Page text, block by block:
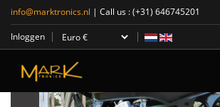
info@marktronics.nl | Call us :(+31) 646745201
Inloggen